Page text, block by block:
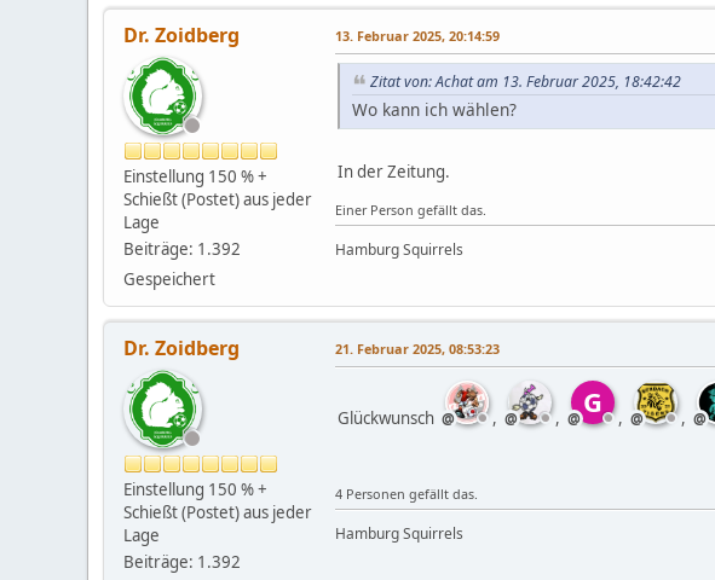
Dr. Zoidberg
Einstellung 150 % +
Schießt (Postet) aus jeder
Lage
Beiträge: 1.392
Gespeichert
13. Februar 2025, 20:14:59
Zitat von: Achat am 13. Februar 2025, 18:42:42
Wo kann ich wählen?
In der Zeitung.
Einer Person gefällt das.
Hamburg Squirrels
Dr. Zoidberg
Einstellung 150 % +
Schießt (Postet) aus jeder
Lage
Beiträge: 1.392
21. Februar 2025, 08:53:23
Glückwunsch , , G , ,
4 Personen gefällt das.
Hamburg Squirrels